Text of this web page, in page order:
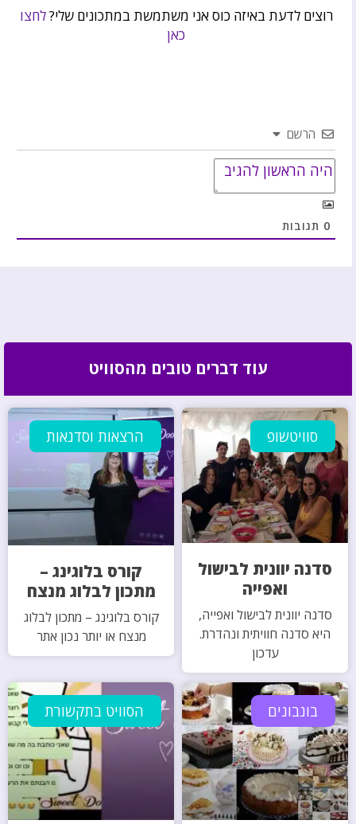
רוצים לדעת באיזה כוס אני משתמשת במתכונים שלי?לחצו
כאן
הרשם
0 תגובות
עוד דברים טובים מהסוויט
סוויטשופ
סדנה יוונית לבישול
ואפייה
סדנה יוונית לבישול ואפייה,
היא סדנה חוויתית ונהדרת.
עדכון
הרצאות וסדנאות
קורס בלוגינג –
מתכון לבלוג מנצח
קורס בלוגינג – מתכון לבלוג
מנצח או יותר נכון אתר
בונבונים הסוויט בתקשורת